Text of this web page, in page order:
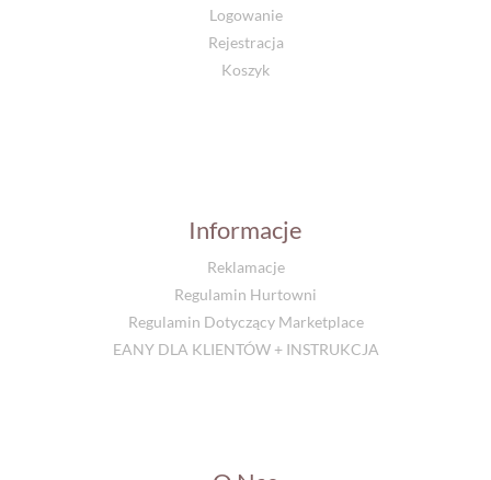
Logowanie
Rejestracja
Koszyk
Informacje
Reklamacje
Regulamin Hurtowni
Regulamin Dotyczący Marketplace
EANY DLA KLIENTÓW + INSTRUKCJA